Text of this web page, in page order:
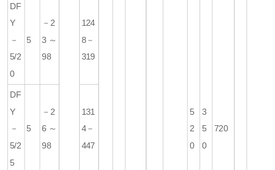
5
2
0
3
5
0
720
DF
Y
－
5/2
0
5
－2
3～
98
124
8－
319
DF
Y
－
5/2
5
5
－2
6～
98
131
4－
447